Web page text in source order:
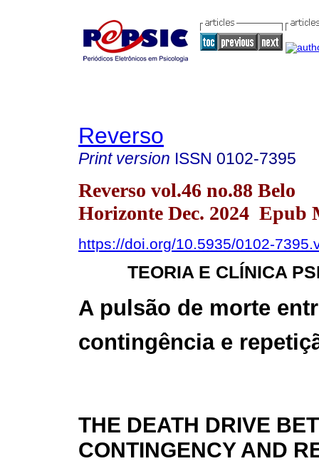
Reverso
Print version ISSN 0102-7395
Reverso vol.46 no.88 Belo
Horizonte Dec. 2024 Epub
https://doi.org/10.5935/0102-
TEORIA E CLÍNICA
A pulsão de morte
contingência e
THE DEATH DRIVE
CONTINGENCY AND